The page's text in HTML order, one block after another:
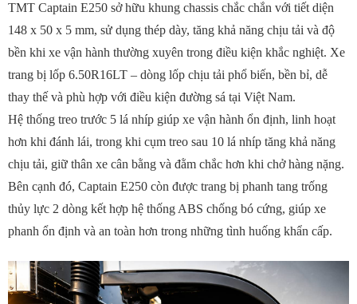
TMT Captain E250 sở hữu khung chassis chắc chắn với tiết diện
148 x 50 x 5 mm, sử dụng thép dày, tăng khả năng chịu tải và độ
bền khi xe vận hành thường xuyên trong điều kiện khắc nghiệt. Xe
trang bị lốp 6.50R16LT – dòng lốp chịu tải phổ biến, bền bỉ, dễ
thay thế và phù hợp với điều kiện đường sá tại Việt Nam.
Hệ thống treo trước 5 lá nhíp giúp xe vận hành ổn định, linh hoạt
hơn khi đánh lái, trong khi cụm treo sau 10 lá nhíp tăng khả năng
chịu tải, giữ thân xe cân bằng và đằm chắc hơn khi chở hàng nặng.
Bên cạnh đó, Captain E250 còn được trang bị phanh tang trống
thủy lực 2 dòng kết hợp hệ thống ABS chống bó cứng, giúp xe
phanh ổn định và an toàn hơn trong những tình huống khẩn cấp.